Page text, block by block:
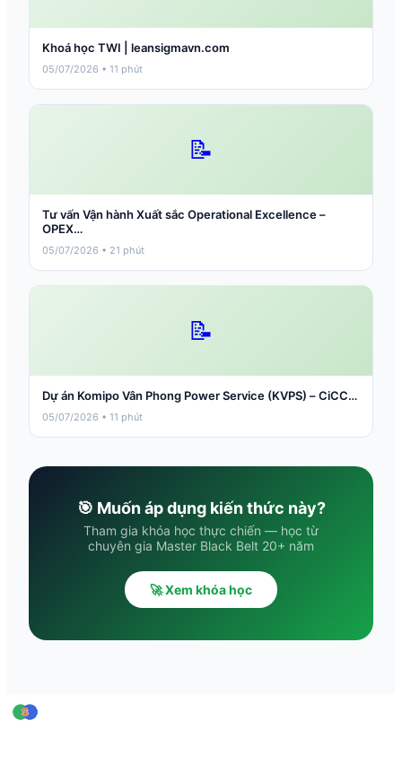
Khoá học TWI | leansigmavn.com
05/07/2026 • 11 phút
📝
Tư vấn Vận hành Xuất sắc Operational Excellence –
OPEX…
05/07/2026 • 21 phút
📝
Dự án Komipo Vân Phong Power Service (KVPS) – CiCC…
05/07/2026 • 11 phút
🎯 Muốn áp dụng kiến thức này?
Tham gia khóa học thực chiến — học từ
chuyên gia Master Black Belt 20+ năm
🚀 Xem khóa học